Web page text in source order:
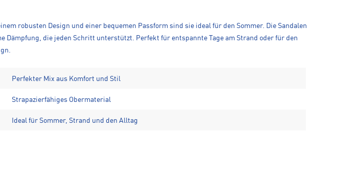
robusten Design und einer bequemen Passform sind sie ideal für den Sommer. Die Sandalen
die jeden Schritt unterstützt. Perfekt für entspannte Tage am Strand oder für den
Perfekter Mix aus Komfort und Stil
Strapazierfähiges Obermaterial
Ideal für Sommer, Strand und den Alltag